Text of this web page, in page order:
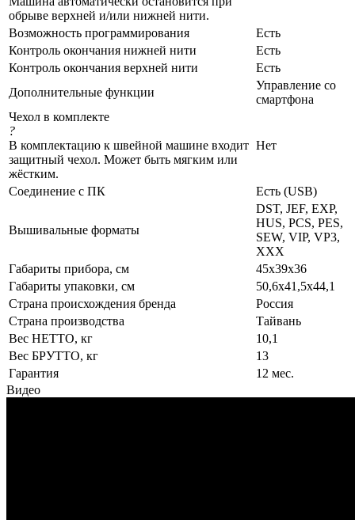
обрыве верхней и/или нижней нити.
Возможность программирования
Есть
Контроль окончания нижней нити
Есть
Контроль окончания верхней нити
Есть
Дополнительные функции
Управление со
смартфона
Чехол в комплекте
?
В комплектацию к швейной машине входит
защитный чехол. Может быть мягким или
жёстким.
Нет
Соединение с ПК Есть (USB)
Вышивальные форматы
DST, JEF, EXP,
HUS, PCS, PES,
SEW, VIP, VP3,
XXX
Габариты прибора, см
45х39х36
Габариты упаковки, см
50,6x41,5x44,1
Страна происхождения бренда
Россия
Страна производства
Тайвань
Вес НЕТТО, кг
10,1
Вес БРУТТО, кг
13
Гарантия
12 мес.
Видео